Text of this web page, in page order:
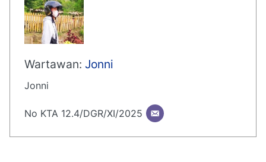
Wartawan: Jonni
Jonni
No KTA 12.4/DGR/XI/2025